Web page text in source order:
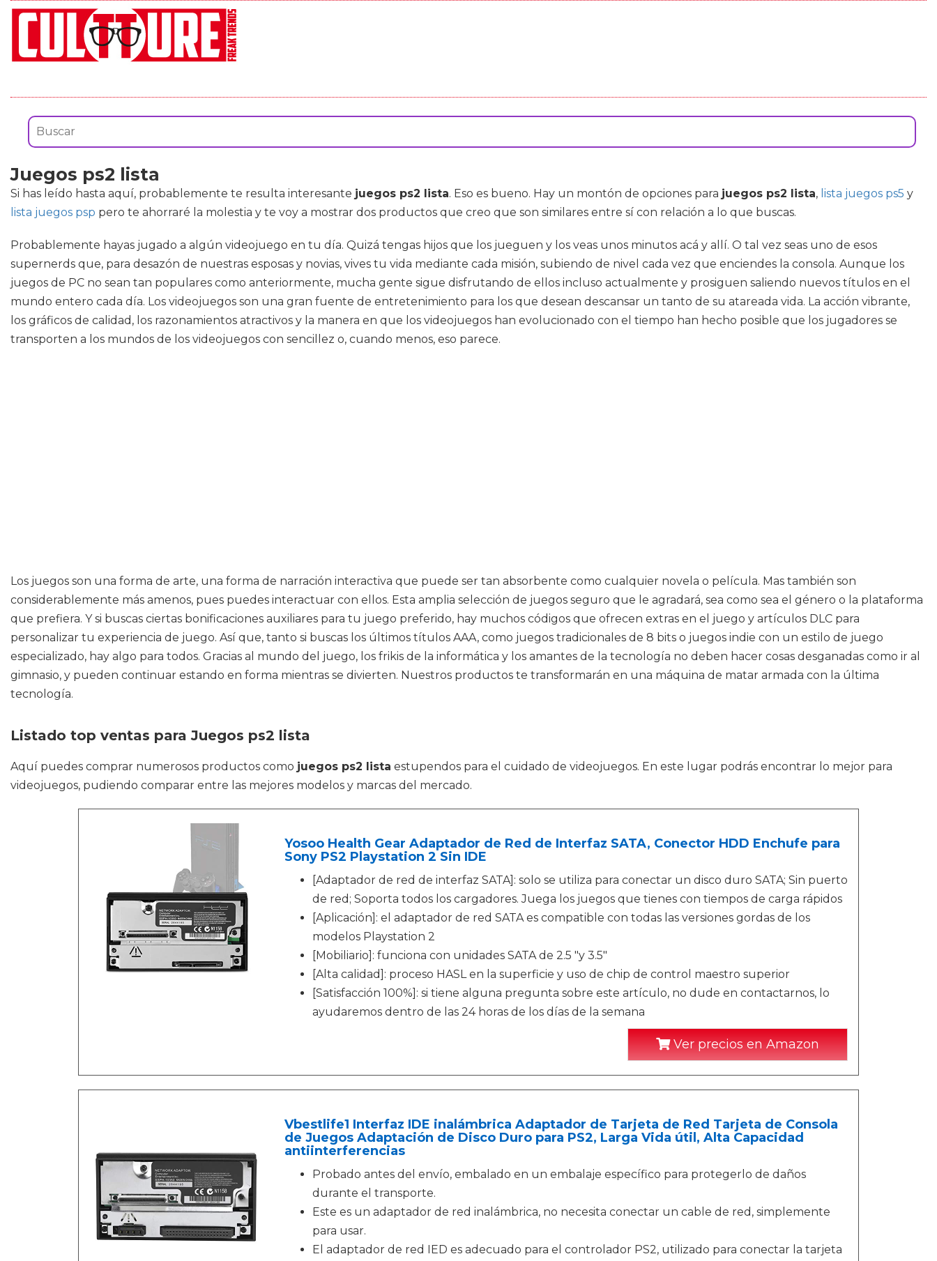
Juegos ps2 lista
Si has leído hasta aquí, probablemente te resulta interesante juegos ps2 lista. Eso es bueno. Hay un montón de opciones para juegos ps2 lista, lista juegos ps5 y
lista juegos psp pero te ahorraré la molestia y te voy a mostrar dos productos que creo que son similares entre sí con relación a lo que buscas.
Probablemente hayas jugado a algún videojuego en tu día. Quizá tengas hijos que los jueguen y los veas unos minutos acá y allí. O tal vez seas uno de esos
supernerds que, para desazón de nuestras esposas y novias, vives tu vida mediante cada misión, subiendo de nivel cada vez que enciendes la consola. Aunque los
juegos de PC no sean tan populares como anteriormente, mucha gente sigue disfrutando de ellos incluso actualmente y prosiguen saliendo nuevos títulos en el
mundo entero cada día. Los videojuegos son una gran fuente de entretenimiento para los que desean descansar un tanto de su atareada vida. La acción vibrante,
los gráficos de calidad, los razonamientos atractivos y la manera en que los videojuegos han evolucionado con el tiempo han hecho posible que los jugadores se
transporten a los mundos de los videojuegos con sencillez o, cuando menos, eso parece.
Los juegos son una forma de arte, una forma de narración interactiva que puede ser tan absorbente como cualquier novela o película. Mas también son
considerablemente más amenos, pues puedes interactuar con ellos. Esta amplia selección de juegos seguro que le agradará, sea como sea el género o la plataforma
que prefiera. Y si buscas ciertas bonificaciones auxiliares para tu juego preferido, hay muchos códigos que ofrecen extras en el juego y artículos DLC para
personalizar tu experiencia de juego. Así que, tanto si buscas los últimos títulos AAA, como juegos tradicionales de 8 bits o juegos indie con un estilo de juego
especializado, hay algo para todos. Gracias al mundo del juego, los frikis de la informática y los amantes de la tecnología no deben hacer cosas desganadas como ir al
gimnasio, y pueden continuar estando en forma mientras se divierten. Nuestros productos te transformarán en una máquina de matar armada con la última
tecnología.
Listado top ventas para Juegos ps2 lista
Aquí puedes comprar numerosos productos como juegos ps2 lista estupendos para el cuidado de videojuegos. En este lugar podrás encontrar lo mejor para
videojuegos, pudiendo comparar entre las mejores modelos y marcas del mercado.
Yosoo Health Gear Adaptador de Red de Interfaz SATA, Conector HDD Enchufe para
Sony PS2 Playstation 2 Sin IDE
[Adaptador de red de interfaz SATA]: solo se utiliza para conectar un disco duro SATA; Sin puerto
de red; Soporta todos los cargadores. Juega los juegos que tienes con tiempos de carga rápidos
[Aplicación]: el adaptador de red SATA es compatible con todas las versiones gordas de los
modelos Playstation 2
[Mobiliario]: funciona con unidades SATA de 2.5 "y 3.5"
[Alta calidad]: proceso HASL en la superficie y uso de chip de control maestro superior
[Satisfacción 100%]: si tiene alguna pregunta sobre este artículo, no dude en contactarnos, lo
ayudaremos dentro de las 24 horas de los días de la semana
Ver precios en Amazon
Vbestlife1 Interfaz IDE inalámbrica Adaptador de Tarjeta de Red Tarjeta de Consola
de Juegos Adaptación de Disco Duro para PS2, Larga Vida útil, Alta Capacidad
antiinterferencias
Probado antes del envío, embalado en un embalaje específico para protegerlo de daños
durante el transporte.
Este es un adaptador de red inalámbrica, no necesita conectar un cable de red, simplemente
para usar.
El adaptador de red IED es adecuado para el controlador PS2, utilizado para conectar la tarjeta